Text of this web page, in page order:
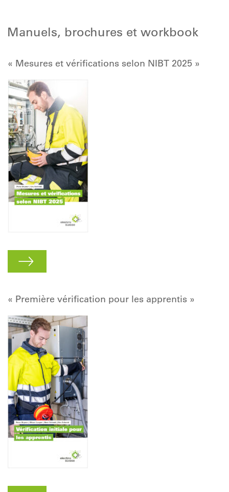
Manuels, brochures et workbook
« Mesures et vérifications selon NIBT 2025 »
« Première vérification pour les apprentis »